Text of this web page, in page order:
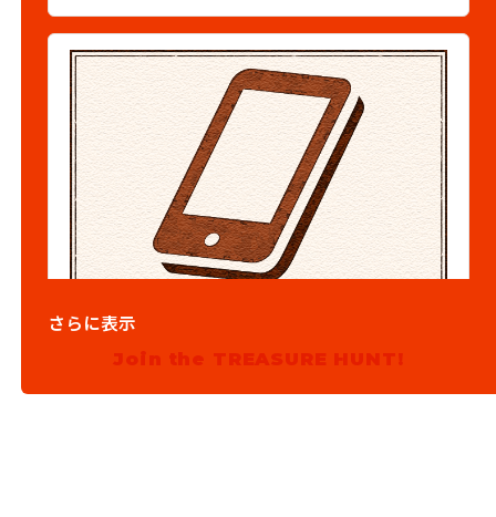
03ステップ3
施設に電話して予約をしよう！
さらに表示
Join the TREASURE HUNT!